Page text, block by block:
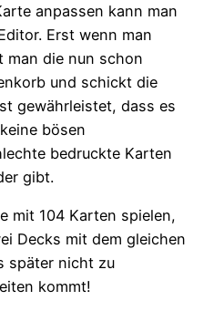
anpassen kann man
Erst wenn man
die nun schon
und schickt die
gewährleistet, dass es
bösen
bedruckte Karten
gibt.
mit 104 Karten spielen,
Decks mit dem gleichen
später nicht zu
kommt!